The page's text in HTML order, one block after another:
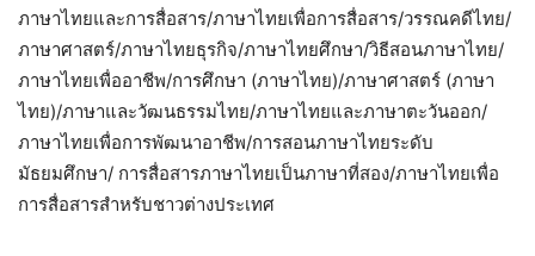
ภาษาไทยและการสื่อสาร/ภาษาไทยเพื่อการสื่อสาร/วรรณคดีไทย/
ภาษาศาสตร์/ภาษาไทยธุรกิจ/ภาษาไทยศึกษา/วิธีสอนภาษาไทย/
ภาษาไทยเพื่ออาชีพ/การศึกษา (ภาษาไทย)/ภาษาศาสตร์ (ภาษา
ไทย)/ภาษาและวัฒนธรรมไทย/ภาษาไทยและภาษาตะวันออก/
ภาษาไทยเพื่อการพัฒนาอาชีพ/การสอนภาษาไทยระดับ
มัธยมศึกษา/ การสื่อสารภาษาไทยเป็นภาษาที่สอง/ภาษาไทยเพื่อ
การสื่อสารสำหรับชาวต่างประเทศ